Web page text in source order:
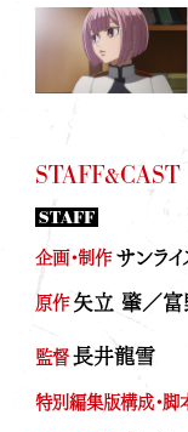
STAFF&CAST
STAFF
企画・制作 サンライ
原作 矢立 肇／富
監督 長井龍雪
特別編集版構成・脚